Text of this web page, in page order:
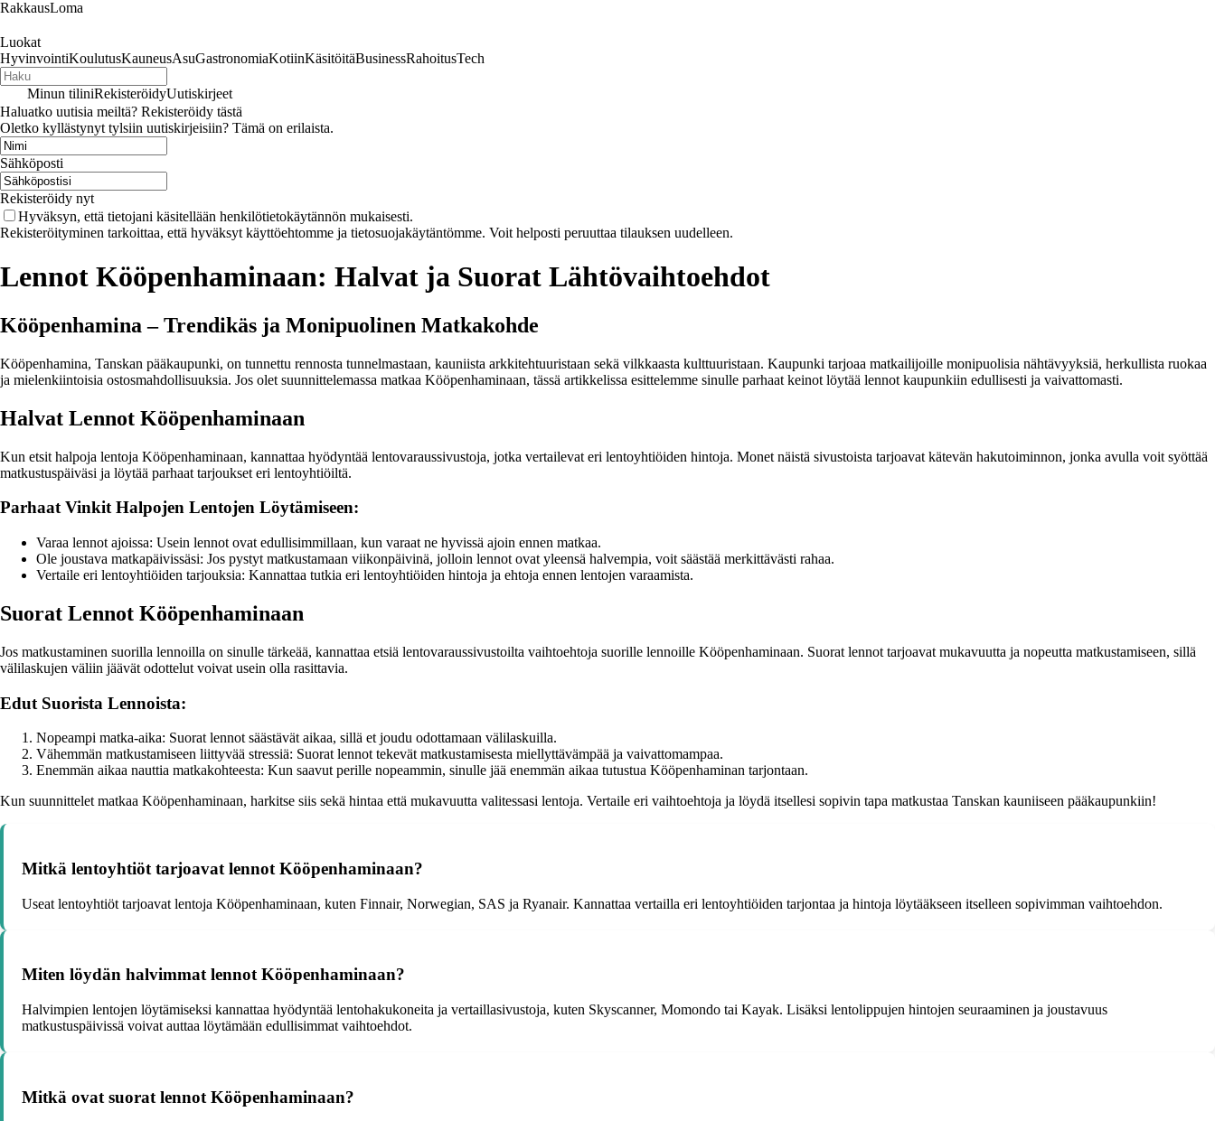
RakkausLoma
Luokat
HyvinvointiKoulutusKauneusAsuGastronomiaKotiinKäsitöitäBusinessRahoitusTech
Minun tiliniRekisteröidyUutiskirjeet
Haluatko uutisia meiltä? Rekisteröidy tästä
Oletko kyllästynyt tylsiin uutiskirjeisiin? Tämä on erilaista.
Sähköposti
Rekisteröidy nyt
Hyväksyn, että tietojani käsitellään henkilötietokäytännön mukaisesti.
Rekisteröityminen tarkoittaa, että hyväksyt käyttöehtomme ja tietosuojakäytäntömme. Voit helposti peruuttaa tilauksen uudelleen.
Lennot Kööpenhaminaan: Halvat ja Suorat Lähtövaihtoehdot
Kööpenhamina – Trendikäs ja Monipuolinen Matkakohde
Kööpenhamina, Tanskan pääkaupunki, on tunnettu rennosta tunnelmastaan, kauniista arkkitehtuuristaan sekä vilkkaasta kulttuuristaan. Kaupunki tarjoaa matkailijoille monipuolisia nähtävyyksiä, herkullista ruokaa
ja mielenkiintoisia ostosmahdollisuuksia. Jos olet suunnittelemassa matkaa Kööpenhaminaan, tässä artikkelissa esittelemme sinulle parhaat keinot löytää lennot kaupunkiin edullisesti ja vaivattomasti.
Halvat Lennot Kööpenhaminaan
Kun etsit halpoja lentoja Kööpenhaminaan, kannattaa hyödyntää lentovaraussivustoja, jotka vertailevat eri lentoyhtiöiden hintoja. Monet näistä sivustoista tarjoavat kätevän hakutoiminnon, jonka avulla voit syöttää
matkustuspäiväsi ja löytää parhaat tarjoukset eri lentoyhtiöiltä.
Parhaat Vinkit Halpojen Lentojen Löytämiseen:
Varaa lennot ajoissa: Usein lennot ovat edullisimmillaan, kun varaat ne hyvissä ajoin ennen matkaa.
Ole joustava matkapäivissäsi: Jos pystyt matkustamaan viikonpäivinä, jolloin lennot ovat yleensä halvempia, voit säästää merkittävästi rahaa.
Vertaile eri lentoyhtiöiden tarjouksia: Kannattaa tutkia eri lentoyhtiöiden hintoja ja ehtoja ennen lentojen varaamista.
Suorat Lennot Kööpenhaminaan
Jos matkustaminen suorilla lennoilla on sinulle tärkeää, kannattaa etsiä lentovaraussivustoilta vaihtoehtoja suorille lennoille Kööpenhaminaan. Suorat lennot tarjoavat mukavuutta ja nopeutta matkustamiseen, sillä
välilaskujen väliin jäävät odottelut voivat usein olla rasittavia.
Edut Suorista Lennoista:
Nopeampi matka-aika: Suorat lennot säästävät aikaa, sillä et joudu odottamaan välilaskuilla.
Vähemmän matkustamiseen liittyvää stressiä: Suorat lennot tekevät matkustamisesta miellyttävämpää ja vaivattomampaa.
Enemmän aikaa nauttia matkakohteesta: Kun saavut perille nopeammin, sinulle jää enemmän aikaa tutustua Kööpenhaminan tarjontaan.
Kun suunnittelet matkaa Kööpenhaminaan, harkitse siis sekä hintaa että mukavuutta valitessasi lentoja. Vertaile eri vaihtoehtoja ja löydä itsellesi sopivin tapa matkustaa Tanskan kauniiseen pääkaupunkiin!
Mitkä lentoyhtiöt tarjoavat lennot Kööpenhaminaan?
Useat lentoyhtiöt tarjoavat lentoja Kööpenhaminaan, kuten Finnair, Norwegian, SAS ja Ryanair. Kannattaa vertailla eri lentoyhtiöiden tarjontaa ja hintoja löytääkseen itselleen sopivimman vaihtoehdon.
Miten löydän halvimmat lennot Kööpenhaminaan?
Halvimpien lentojen löytämiseksi kannattaa hyödyntää lentohakukoneita ja vertaillasivustoja, kuten Skyscanner, Momondo tai Kayak. Lisäksi lentolippujen hintojen seuraaminen ja joustavuus
matkustuspäivissä voivat auttaa löytämään edullisimmat vaihtoehdot.
Mitkä ovat suorat lennot Kööpenhaminaan?